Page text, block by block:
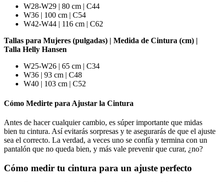
W28-W29 | 80 cm | C44
W36 | 100 cm | C54
W42-W44 | 116 cm | C62
Tallas para Mujeres (pulgadas) | Medida de Cintura (cm) |
Talla Helly Hansen
W25-W26 | 65 cm | C34
W36 | 93 cm | C48
W40 | 103 cm | C52
Cómo Medirte para Ajustar la Cintura
Antes de hacer cualquier cambio, es súper importante que midas
bien tu cintura. Así evitarás sorpresas y te asegurarás de que el ajuste
sea el correcto. La verdad, a veces uno se confía y termina con un
pantalón que no queda bien, y más vale prevenir que curar, ¿no?
Cómo medir tu cintura para un ajuste perfecto